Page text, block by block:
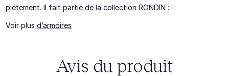
piétement. Il fait partie de la collectionRONDIN :
Voir plusd’armoires
Avis du produit